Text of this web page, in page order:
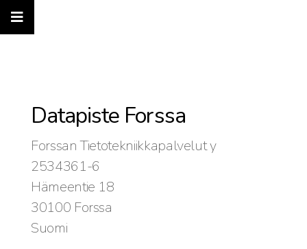
Datapiste Forssa
Forssan Tietotekniikkapalvelut y
2534361-6
Hämeentie 18
30100 Forssa
Suomi